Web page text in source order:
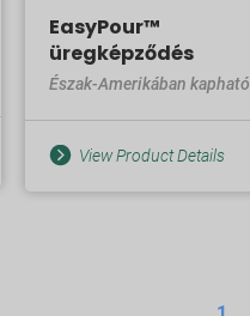
EasyPour™
üregképződés
Észak-Amerikában kapható
View Product Details